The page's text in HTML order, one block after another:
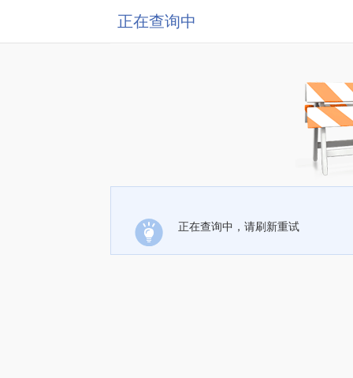
正在查询中
正在查询中，请刷新重试